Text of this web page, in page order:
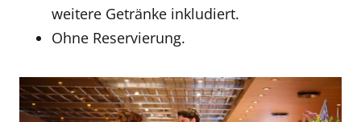
weitere Getränke inkludiert.
Ohne Reservierung.